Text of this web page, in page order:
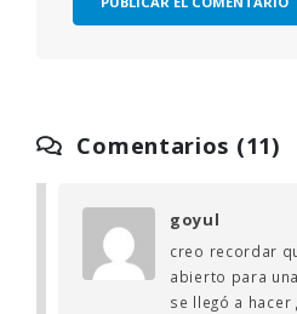
Comentarios (11)
goyul
creo recordar
abierto para
se llegó a hacer